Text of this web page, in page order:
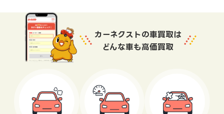
カーネクストの車買取は
どんな車も高価買取